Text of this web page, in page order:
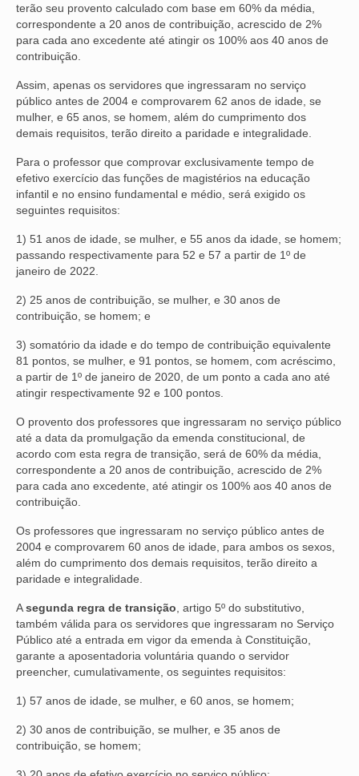
terão seu provento calculado com base em 60% da média,
correspondente a 20 anos de contribuição, acrescido de 2%
para cada ano excedente até atingir os 100% aos 40 anos de
contribuição.
Assim, apenas os servidores que ingressaram no serviço
público antes de 2004 e comprovarem 62 anos de idade, se
mulher, e 65 anos, se homem, além do cumprimento dos
demais requisitos, terão direito a paridade e integralidade.
Para o professor que comprovar exclusivamente tempo de
efetivo exercício das funções de magistérios na educação
infantil e no ensino fundamental e médio, será exigido os
seguintes requisitos:
1) 51 anos de idade, se mulher, e 55 anos da idade, se homem;
passando respectivamente para 52 e 57 a partir de 1º de
janeiro de 2022.
2) 25 anos de contribuição, se mulher, e 30 anos de
contribuição, se homem; e
3) somatório da idade e do tempo de contribuição equivalente
81 pontos, se mulher, e 91 pontos, se homem, com acréscimo,
a partir de 1º de janeiro de 2020, de um ponto a cada ano até
atingir respectivamente 92 e 100 pontos.
O provento dos professores que ingressaram no serviço público
até a data da promulgação da emenda constitucional, de
acordo com esta regra de transição, será de 60% da média,
correspondente a 20 anos de contribuição, acrescido de 2%
para cada ano excedente, até atingir os 100% aos 40 anos de
contribuição.
Os professores que ingressaram no serviço público antes de
2004 e comprovarem 60 anos de idade, para ambos os sexos,
além do cumprimento dos demais requisitos, terão direito a
paridade e integralidade.
Asegunda regra de transição , artigo 5º do substitutivo,
também válida para os servidores que ingressaram no Serviço
Público até a entrada em vigor da emenda à Constituição,
garante a aposentadoria voluntária quando o servidor
preencher, cumulativamente, os seguintes requisitos:
1) 57 anos de idade, se mulher, e 60 anos, se homem;
2) 30 anos de contribuição, se mulher, e 35 anos de
contribuição, se homem;